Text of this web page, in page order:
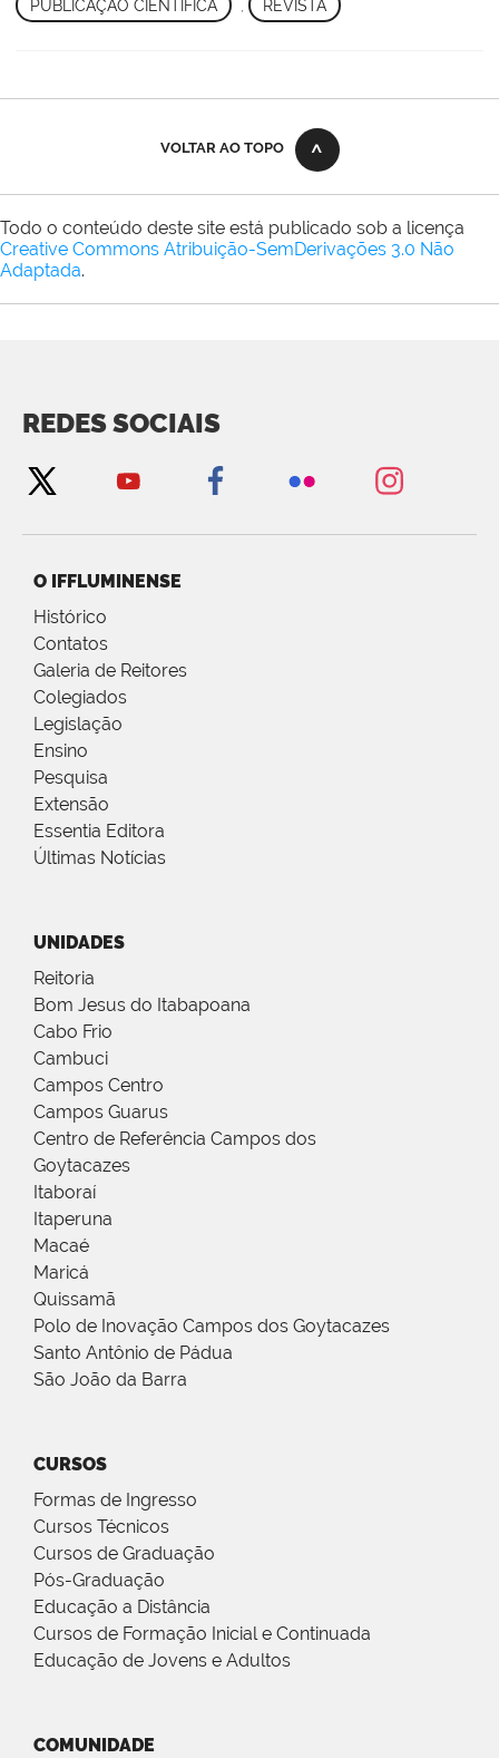
PUBLICAÇÃO CIENTÍFICA REVISTA
VOLTAR AO TOPO
Todo o conteúdo deste site está publicado sob a licença
Creative Commons Atribuição-SemDerivações 3.0 Não
Adaptada.
REDES SOCIAIS
O IFFLUMINENSE
Histórico
Contatos
Galeria de Reitores
Colegiados
Legislação
Ensino
Pesquisa
Extensão
Essentia Editora
Últimas Notícias
UNIDADES
Reitoria
Bom Jesus do Itabapoana
Cabo Frio
Cambuci
Campos Centro
Campos Guarus
Centro de Referência Campos dos
Goytacazes
Itaboraí
Itaperuna
Macaé
Maricá
Quissamã
Polo de Inovação Campos dos Goytacazes
Santo Antônio de Pádua
São João da Barra
CURSOS
Formas de Ingresso
Cursos Técnicos
Cursos de Graduação
Pós-Graduação
Educação a Distância
Cursos de Formação Inicial e Continuada
Educação de Jovens e Adultos
COMUNIDADE